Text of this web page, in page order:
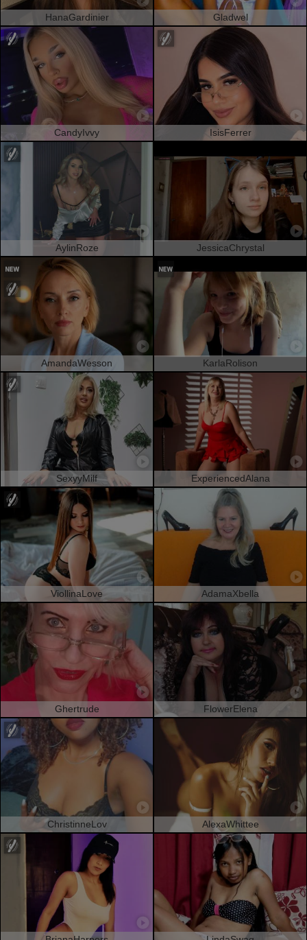
HanaGardinier Gladwel
CandyIvvy IsisFerrer
AylinRoze JessicaChrystal
AmandaWesson KarlaRolison
SexyyMilf ExperiencedAlana
ViollinaLove AdamaXbella
Ghertrude FlowerElena
ChristinneLov AlexaWhittee